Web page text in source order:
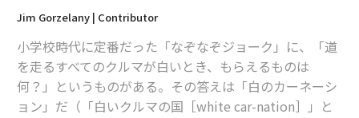
Jim Gorzelany | Contributor
小学校時代に定番だった「なぞなぞジョーク」に、「道
を走るすべてのクルマが白いとき、もらえるものは
何？」というものがある。その答えは「白のカーネーシ
ョン」だ（「白いクルマの国［white car-nation］」と